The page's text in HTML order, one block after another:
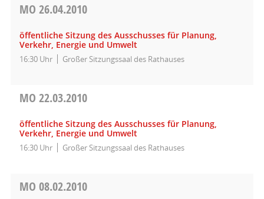
MO 26.04.2010
öffentliche Sitzung des Ausschusses für Planung,
Verkehr, Energie und Umwelt
16:30 Uhr Großer Sitzungssaal des Rathauses
MO 22.03.2010
öffentliche Sitzung des Ausschusses für Planung,
Verkehr, Energie und Umwelt
16:30 Uhr Großer Sitzungssaal des Rathauses
MO 08.02.2010